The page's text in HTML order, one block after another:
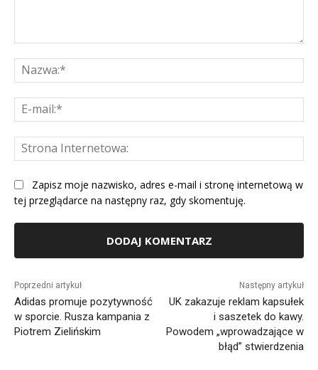
Zapisz moje nazwisko, adres e-mail i stronę internetową w
tej przeglądarce na następny raz, gdy skomentuję.
Poprzedni artykuł
Adidas promuje pozytywność
w sporcie. Rusza kampania z
Piotrem Zielińskim
Następny artykuł
UK zakazuje reklam kapsułek
i saszetek do kawy.
Powodem „wprowadzające w
błąd” stwierdzenia